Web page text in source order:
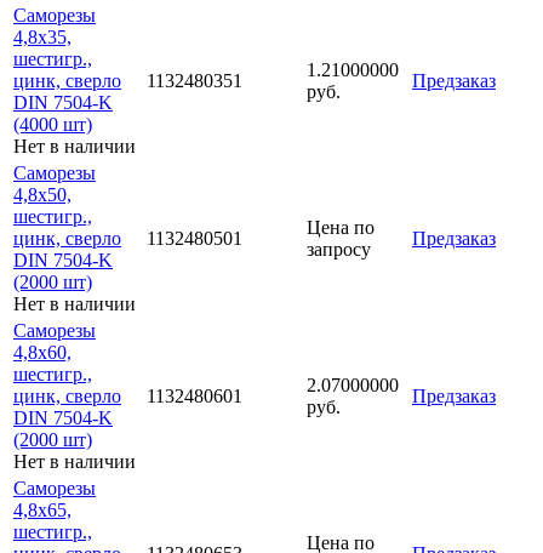
Саморезы
4,8х35,
шестигр.,
цинк, сверло
DIN 7504-K
(4000 шт)
Нет в наличии
1132480351
1.21000000
руб.
Предзаказ
Саморезы
4,8х50,
шестигр.,
цинк, сверло
DIN 7504-K
(2000 шт)
Нет в наличии
1132480501
Цена по
запросу
Предзаказ
Саморезы
4,8х60,
шестигр.,
цинк, сверло
DIN 7504-K
(2000 шт)
Нет в наличии
1132480601
2.07000000
руб.
Предзаказ
Саморезы
4,8х65,
шестигр.,
Цена по